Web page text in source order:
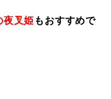
夜叉姫 もおすすめで